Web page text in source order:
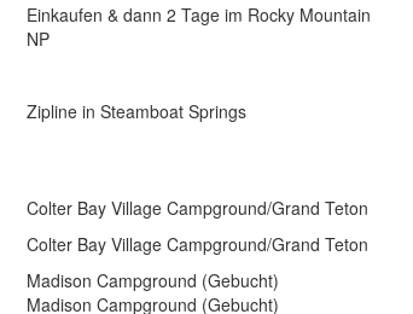
Einkaufen & dann 2 Tage im Rocky Mountain
NP
Zipline in Steamboat Springs
Colter Bay Village Campground/Grand Teton
Colter Bay Village Campground/Grand Teton
Madison Campground (Gebucht)
Madison Campground (Gebucht)